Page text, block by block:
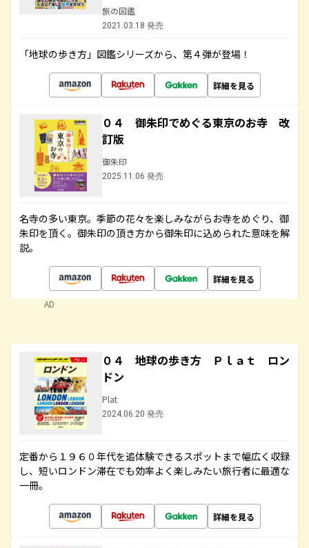
旅の図鑑
2021.03.18 発売
「地球の歩き方」図鑑シリーズから、第４弾が登場！
詳細を見る
０４ 御朱印でめぐる東京のお寺 改
訂版
御朱印
2025.11.06 発売
名寺の多い東京。季節の花々を楽しみながらお寺をめぐり、御
朱印を頂く。御朱印の頂き方から御朱印に込められた意味を解
説。
詳細を見る
AD
０４ 地球の歩き方 Ｐｌａｔ ロン
ドン
Plat
2024.06.20 発売
定番から１９６０年代を追体験できるスポットまで幅広く収録
し、短いロンドン滞在でも効率よく楽しみたい旅行者に最適な
一冊。
詳細を見る